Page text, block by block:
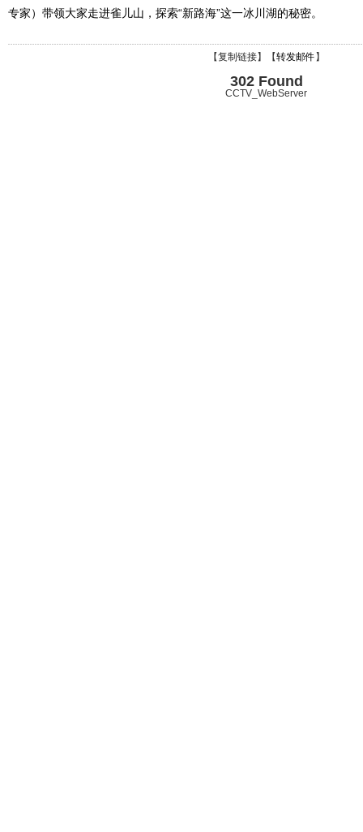
专家）带领大家走进雀儿山，探索“新路海”这一冰川湖的秘密。
【复制链接】【转发邮件 】
302 Found
CCTV_WebServer